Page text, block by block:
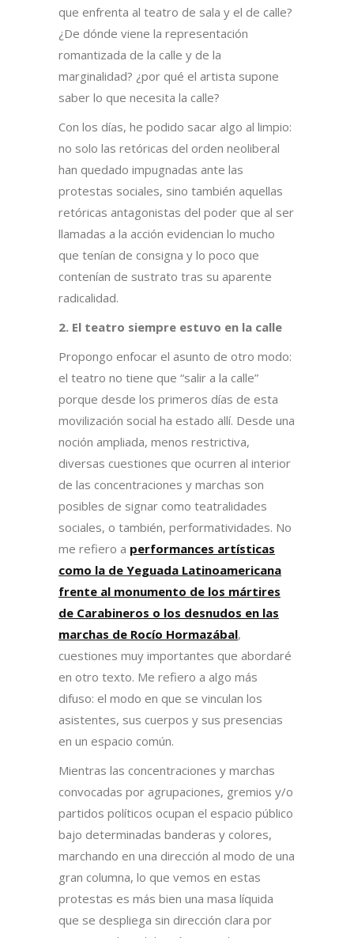
que enfrenta al teatro de sala y el de calle?
¿De dónde viene la representación
romantizada de la calle y de la
marginalidad? ¿por qué el artista supone
saber lo que necesita la calle?
Con los días, he podido sacar algo al limpio:
no solo las retóricas del orden neoliberal
han quedado impugnadas ante las
protestas sociales, sino también aquellas
retóricas antagonistas del poder que al ser
llamadas a la acción evidencian lo mucho
que tenían de consigna y lo poco que
contenían de sustrato tras su aparente
radicalidad.
2. El teatro siempre estuvo en la calle
Propongo enfocar el asunto de otro modo:
el teatro no tiene que “salir a la calle”
porque desde los primeros días de esta
movilización social ha estado allí. Desde una
noción ampliada, menos restrictiva,
diversas cuestiones que ocurren al interior
de las concentraciones y marchas son
posibles de signar como teatralidades
sociales, o también, performatividades. No
me refiero a performances artísticas
como la de Yeguada Latinoamericana
frente al monumento de los mártires
de Carabineros o los desnudos en las
marchas de Rocío Hormazábal,
cuestiones muy importantes que abordaré
en otro texto. Me refiero a algo más
difuso: el modo en que se vinculan los
asistentes, sus cuerpos y sus presencias
en un espacio común.
Mientras las concentraciones y marchas
convocadas por agrupaciones, gremios y/o
partidos políticos ocupan el espacio público
bajo determinadas banderas y colores,
marchando en una dirección al modo de una
gran columna, lo que vemos en estas
protestas es más bien una masa líquida
que se despliega sin dirección clara por